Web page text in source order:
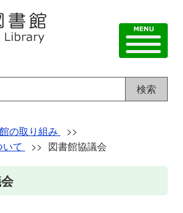
検索
の取り組み
て
図書館協議会